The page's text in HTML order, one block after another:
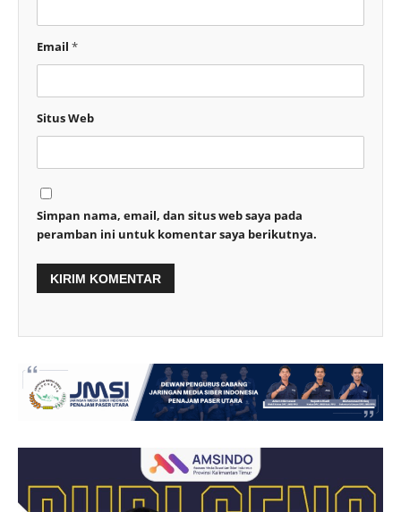
Email *
Situs Web
Simpan nama, email, dan situs web saya pada
peramban ini untuk komentar saya berikutnya.